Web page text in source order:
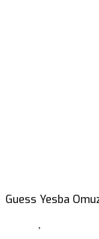
Guess Yesba